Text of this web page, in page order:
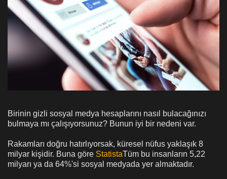
Birinin gizli sosyal medya hesaplarını nasıl bulacağınızı
bulmaya mı çalışıyorsunuz? Bunun iyi bir nedeni var.
Rakamları doğru hatırlıyorsak, küresel nüfus yaklaşık 8
milyar kişidir. Buna göre StatistaTüm bu insanların 5,22
milyarı ya da 64%'si sosyal medyada yer almaktadır.